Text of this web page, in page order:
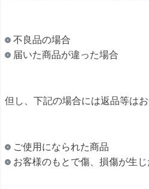
不良品の場合
届いた商品が違った場合
但し、下記の場合には返品等はお
ご使用になられた商品
お客様のもとで傷、損傷が生じ